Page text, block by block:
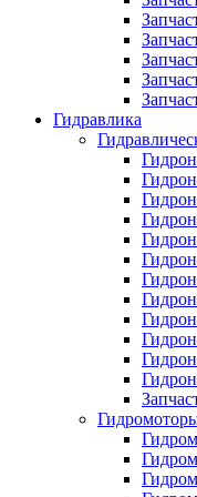
Гидравлика